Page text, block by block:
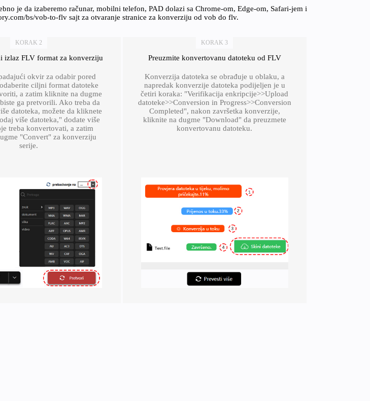
je da izaberemo računar, mobilni telefon, PAD dolazi sa Chrome-om, Edge-om, Safari-jem i
bs/vob-to-flv sajt za otvaranje stranice za konverziju od vob do flv.
KORAK 2
izlaz FLV format za konverziju
okvir za odabir pored
ciljni format datoteke
a zatim kliknite na dugme
ga pretvorili. Ako treba da
datoteka, možete da kliknete
više datoteka," dodate više
treba konvertovati, a zatim
"Convert" za konverziju
serije.
KORAK 3
Preuzmite konvertovanu datoteku od FLV
Konverzija datoteka se obrađuje u oblaku, a
napredak konverzije datoteka podijeljen je u
četiri koraka: "Verifikacija enkripcije>>Upload
datoteke>>Conversion in Progress>>Conversion
Completed", nakon završetka konverzije,
kliknite na dugme "Download" da preuzmete
konvertovanu datoteku.